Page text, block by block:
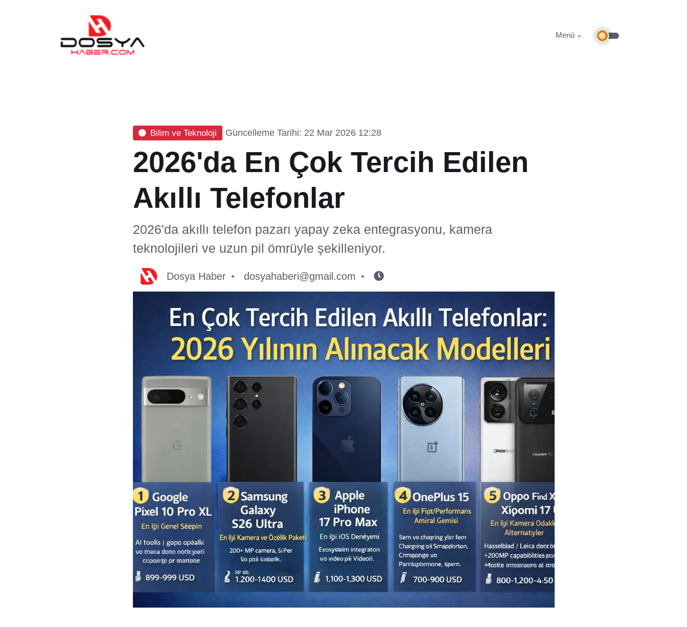
Menü
Bilim ve Teknoloji Güncelleme Tarihi: 22 Mar 2026 12:28
2026'da En Çok Tercih Edilen
Akıllı Telefonlar
2026'da akıllı telefon pazarı yapay zeka entegrasyonu, kamera
teknolojileri ve uzun pil ömrüyle şekilleniyor.
Dosya Haber dosyahaberi@gmail.com